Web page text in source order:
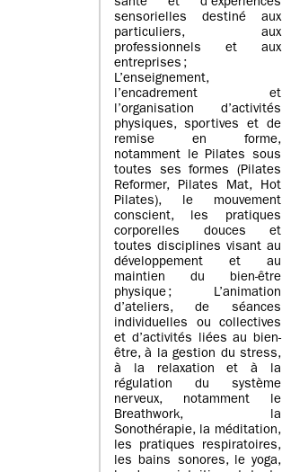
santé et d’expériences
sensorielles destiné aux
particuliers, aux
professionnels et aux
entreprises ;
L’enseignement,
l’encadrement et
l’organisation d’activités
physiques, sportives et de
remise en forme,
notamment le Pilates sous
toutes ses formes (Pilates
Reformer, Pilates Mat, Hot
Pilates), le mouvement
conscient, les pratiques
corporelles douces et
toutes disciplines visant au
développement et au
maintien du bien-être
physique ; L’animation
d’ateliers, de séances
individuelles ou collectives
et d’activités liées au bien-
être, à la gestion du stress,
à la relaxation et à la
régulation du système
nerveux, notamment le
Breathwork, la
Sonothérapie, la méditation,
les pratiques respiratoires,
les bains sonores, le yoga,